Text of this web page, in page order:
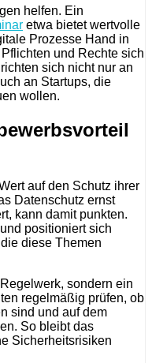
helfen. Ein
etwa bietet wertvolle
Prozesse Hand in
und Rechte sich
sich nicht nur an
an Startups, die
wollen.
auf den Schutz ihrer
Datenschutz ernst
kann damit punkten.
positioniert sich
diese Themen
sondern ein
regelmäßig prüfen, ob
sind und auf dem
So bleibt das
Sicherheitsrisiken